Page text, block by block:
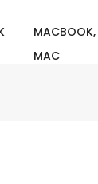
MACBOOK,
MAC